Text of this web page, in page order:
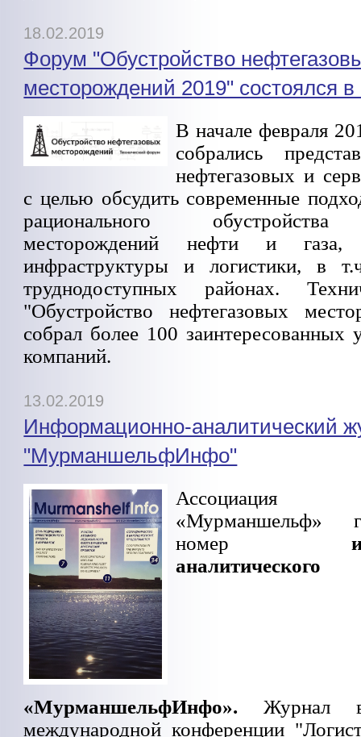
18.02.2019
Форум "Обустройство
месторождений 2019" состоялся
В начале февраля
собрались
нефтегазовых и
с целью обсудить современные
рационального
месторождений нефти и газа,
инфраструктуры и логистики, в
труднодоступных районах.
"Обустройство нефтегазовых
собрал более 100 заинтересованных
компаний.
13.02.2019
Информационно-аналитический
"МурманшельфИнфо"
Ассоциация
«Мурманшельф»
номер
«МурманшельфИнфо». Журнал
международной конференции